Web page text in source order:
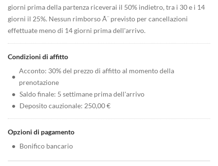
giorni prima della partenza riceverai il 50% indietro, tra i 30 e i 14
giorni il 25%. Nessun rimborso Ã¨ previsto per cancellazioni
effettuate meno di 14 giorni prima dell'arrivo.
Condizioni di affitto
•
Acconto: 30% del prezzo di affitto al momento della
prenotazione
• Saldo finale: 5 settimane prima dell'arrivo
• Deposito cauzionale: 250,00 €
Opzioni di pagamento
• Bonifico bancario